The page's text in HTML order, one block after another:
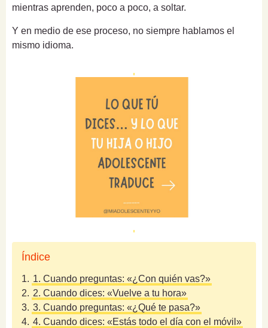
mientras aprenden, poco a poco, a soltar.
Y en medio de ese proceso, no siempre hablamos el
mismo idioma.
Índice
1. 1. Cuando preguntas: «¿Con quién vas?»
2. 2. Cuando dices: «Vuelve a tu hora»
3. 3. Cuando preguntas: «¿Qué te pasa?»
4. 4. Cuando dices: «Estás todo el día con el móvil»